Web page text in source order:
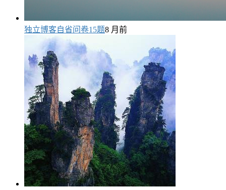
独立博客自省问卷15题8 月前